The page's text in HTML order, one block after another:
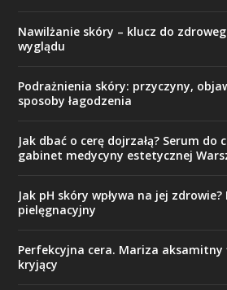
Nawilżanie skóry – klucz do
wyglądu
Podrażnienia skóry: przyczyny,
sposoby łagodzenia
Jak dbać o cerę dojrzałą? Serum do
gabinet medycyny estetycznej
Jak pH skóry wpływa na jej
pielęgnacyjny
Perfekcyjna cera. Mariza
kryjący